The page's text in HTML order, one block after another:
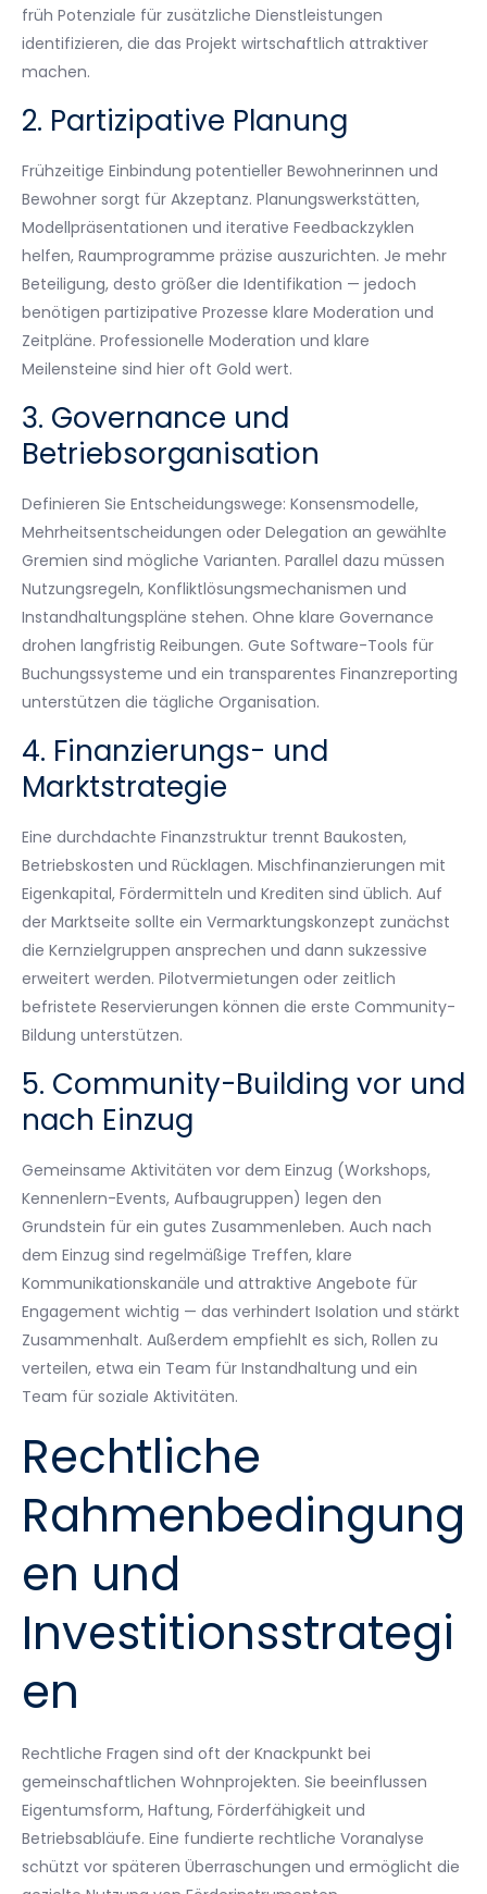
früh Potenziale für zusätzliche Dienstleistungen
identifizieren, die das Projekt wirtschaftlich attraktiver
machen.
2. Partizipative Planung
Frühzeitige Einbindung potentieller Bewohnerinnen und
Bewohner sorgt für Akzeptanz. Planungswerkstätten,
Modellpräsentationen und iterative Feedbackzyklen
helfen, Raumprogramme präzise auszurichten. Je mehr
Beteiligung, desto größer die Identifikation — jedoch
benötigen partizipative Prozesse klare Moderation und
Zeitpläne. Professionelle Moderation und klare
Meilensteine sind hier oft Gold wert.
3. Governance und
Betriebsorganisation
Definieren Sie Entscheidungswege: Konsensmodelle,
Mehrheitsentscheidungen oder Delegation an gewählte
Gremien sind mögliche Varianten. Parallel dazu müssen
Nutzungsregeln, Konfliktlösungsmechanismen und
Instandhaltungspläne stehen. Ohne klare Governance
drohen langfristig Reibungen. Gute Software-Tools für
Buchungssysteme und ein transparentes Finanzreporting
unterstützen die tägliche Organisation.
4. Finanzierungs- und
Marktstrategie
Eine durchdachte Finanzstruktur trennt Baukosten,
Betriebskosten und Rücklagen. Mischfinanzierungen mit
Eigenkapital, Fördermitteln und Krediten sind üblich. Auf
der Marktseite sollte ein Vermarktungskonzept zunächst
die Kernzielgruppen ansprechen und dann sukzessive
erweitert werden. Pilotvermietungen oder zeitlich
befristete Reservierungen können die erste Community-
Bildung unterstützen.
5. Community-Building vor und
nach Einzug
Gemeinsame Aktivitäten vor dem Einzug (Workshops,
Kennenlern-Events, Aufbaugruppen) legen den
Grundstein für ein gutes Zusammenleben. Auch nach
dem Einzug sind regelmäßige Treffen, klare
Kommunikationskanäle und attraktive Angebote für
Engagement wichtig — das verhindert Isolation und stärkt
Zusammenhalt. Außerdem empfiehlt es sich, Rollen zu
verteilen, etwa ein Team für Instandhaltung und ein
Team für soziale Aktivitäten.
Rechtliche
Rahmenbedingung
en und
Investitionsstrategi
en
Rechtliche Fragen sind oft der Knackpunkt bei
gemeinschaftlichen Wohnprojekten. Sie beeinflussen
Eigentumsform, Haftung, Förderfähigkeit und
Betriebsabläufe. Eine fundierte rechtliche Voranalyse
schützt vor späteren Überraschungen und ermöglicht die